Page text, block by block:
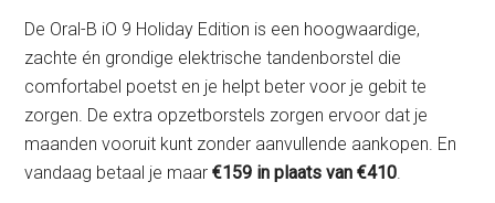
De Oral-B iO 9 Holiday Edition is een hoogwaardige,
zachte én grondige elektrische tandenborstel die
comfortabel poetst en je helpt beter voor je gebit te
zorgen. De extra opzetborstels zorgen ervoor dat je
maanden vooruit kunt zonder aanvullende aankopen. En
vandaag betaal je maar€159 in plaats van €410.